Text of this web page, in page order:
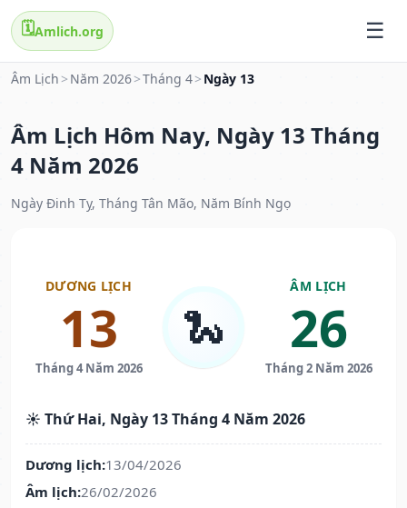
🗓️Amlich.org
Âm Lịch > Năm 2026>Tháng 4> Ngày 13
Âm Lịch Hôm Nay, Ngày 13 Tháng
4 Năm 2026
Ngày Đinh Tỵ, Tháng Tân Mão, Năm Bính Ngọ
DƯƠNG LỊCH
13
Tháng 4 Năm 2026
🐍
ÂM LỊCH
26
Tháng 2 Năm 2026
☀️ Thứ Hai, Ngày 13 Tháng 4 Năm 2026
Dương lịch:13/04/2026
Âm lịch:26/02/2026